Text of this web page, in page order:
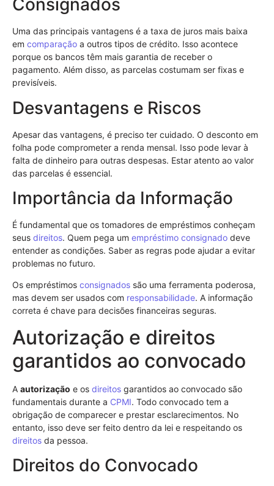
Consignados
Uma das principais vantagens é a taxa de juros mais baixa
em comparação a outros tipos de crédito. Isso acontece
porque os bancos têm mais garantia de receber o
pagamento. Além disso, as parcelas costumam ser fixas e
previsíveis.
Desvantagens e Riscos
Apesar das vantagens, é preciso ter cuidado. O desconto em
folha pode comprometer a renda mensal. Isso pode levar à
falta de dinheiro para outras despesas. Estar atento ao valor
das parcelas é essencial.
Importância da Informação
É fundamental que os tomadores de empréstimos conheçam
seus direitos. Quem pega um empréstimo consignado deve
entender as condições. Saber as regras pode ajudar a evitar
problemas no futuro.
Os empréstimos consignados são uma ferramenta poderosa,
mas devem ser usados com responsabilidade. A informação
correta é chave para decisões financeiras seguras.
Autorização e direitos
garantidos ao convocado
A autorização e os direitos garantidos ao convocado são
fundamentais durante a CPMI. Todo convocado tem a
obrigação de comparecer e prestar esclarecimentos. No
entanto, isso deve ser feito dentro da lei e respeitando os
direitos da pessoa.
Direitos do Convocado